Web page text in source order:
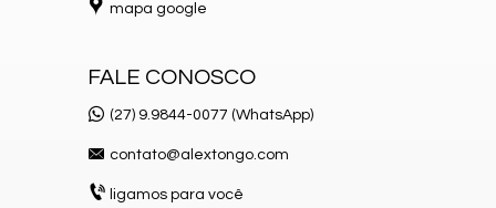
mapa google
FALE CONOSCO
(27) 9.9844-0077 (WhatsApp)
contato@alextongo.com
ligamos para você